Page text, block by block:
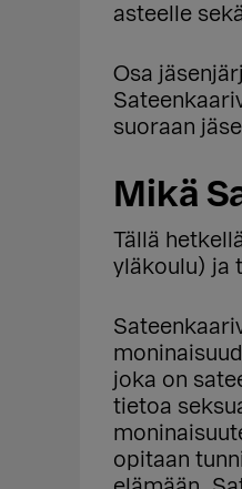
asteelle
Osa
suoraan
Mikä
Tällä
yläkoulu) ja
joka on
tietoa
opitaan